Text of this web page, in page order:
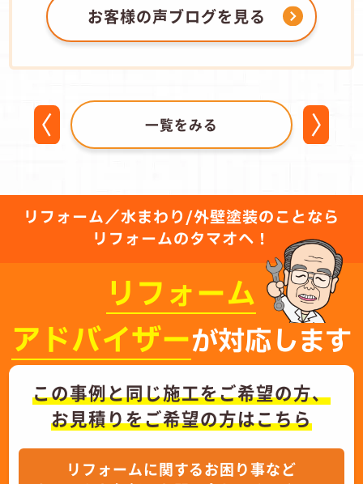
お客様の声ブログを見る
一覧をみる
リフォーム／水まわり/外壁塗装のことなら
リフォームのタマオへ！
リフォーム
アドバイザーが対応します
この事例と同じ施工をご希望の方、
お見積りをご希望の方はこちら
リフォームに関するお困り事など